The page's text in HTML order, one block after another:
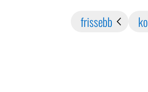
frissebb